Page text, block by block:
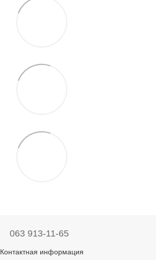
063 913-11-65
Контактная информация